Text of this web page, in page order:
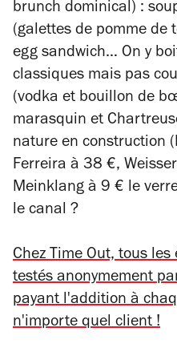
brunch dominical) :
(galettes de pomme de
egg sandwich… On y
classiques mais pas
(vodka et bouillon de
marasquin et
nature en construction
Ferreira à 38 €,
Meinklang à 9 € le
le canal ?
Chez Time Out, tous
testés anonymement
payant l'addition à
n'importe quel client !